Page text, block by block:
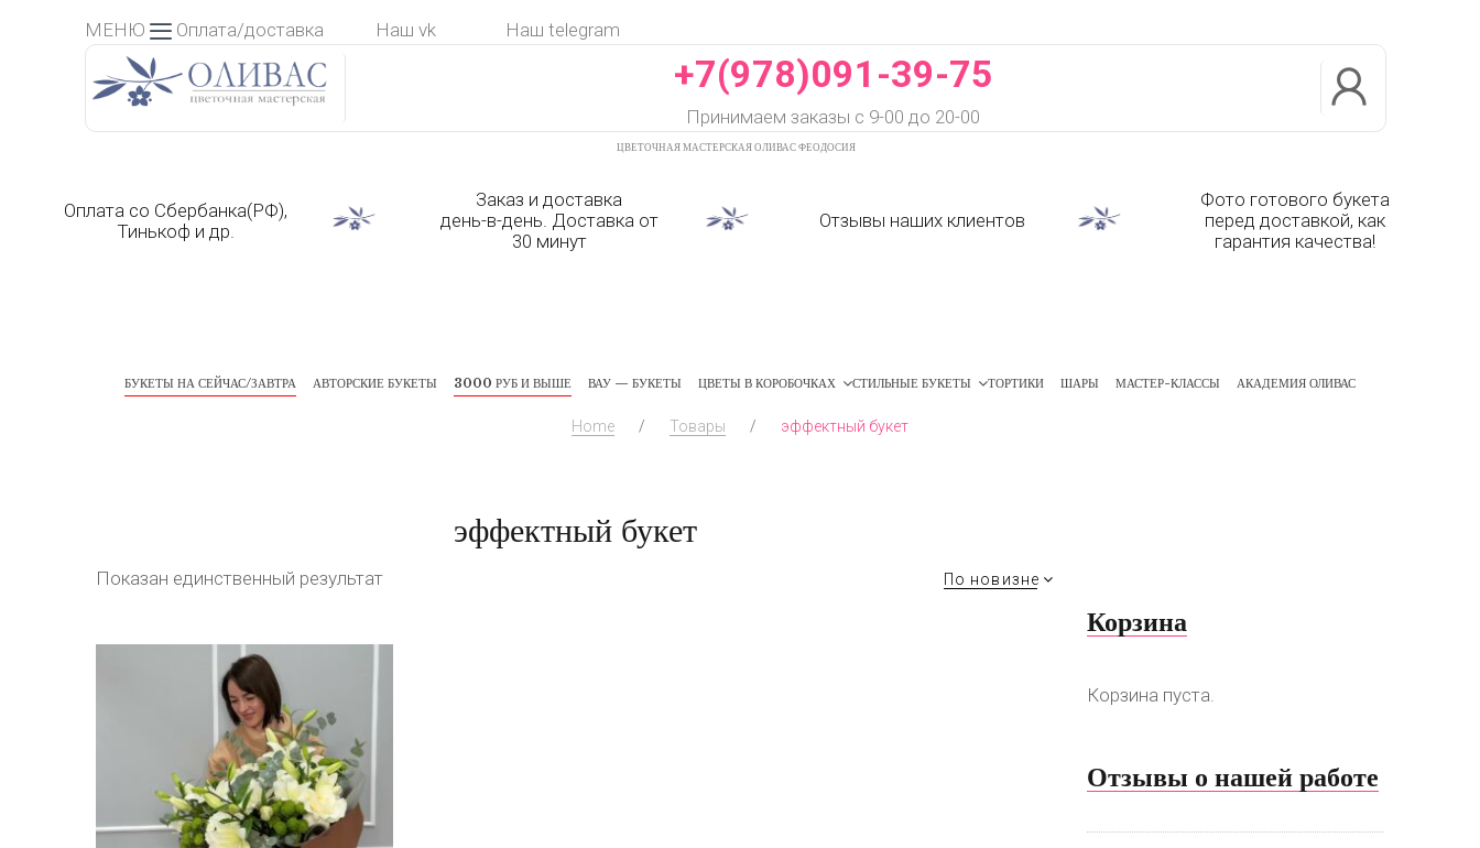
МЕНЮ Оплата/доставка Наш vk Наш telegram
+7(978)091-39-75
Принимаем заказы с 9-00 до 20-00
ЦВЕТОЧНАЯ МАСТЕРСКАЯ ОЛИВАС ФЕОДОСИЯ
Оплата со Сбербанка(РФ),
Тинькоф и др.
Заказ и доставка
день-в-день. Доставка от
30 минут
Отзывы наших клиентов
Фото готового букета
перед доставкой, как
гарантия качества!
БУКЕТЫ НА СЕЙЧАС/ЗАВТРА АВТОРСКИЕ БУКЕТЫ 3000 РУБ И ВЫШЕ ВАУ — БУКЕТЫ ЦВЕТЫ В КОРОБОЧКАХ СТИЛЬНЫЕ БУКЕТЫ ТОРТИКИ ШАРЫ МАСТЕР-КЛАССЫ АКАДЕМИЯ ОЛИВАС
Home / Товары / эффектный букет
эффектный букет
Показан единственный результат По новизне
Корзина
Корзина пуста.
Отзывы о нашей работе